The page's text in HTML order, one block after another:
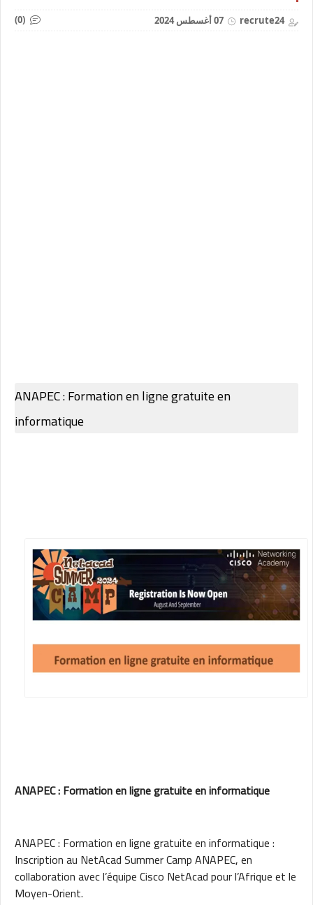
recrute24 07 أغسطس 2024 (0)
ANAPEC : Formation en ligne gratuite en
informatique
ANAPEC : Formation en ligne gratuite en informatique
ANAPEC : Formation en ligne gratuite en informatique :
Inscription au NetAcad Summer Camp ANAPEC, en
collaboration avec l’équipe Cisco NetAcad pour l’Afrique et le
Moyen-Orient.